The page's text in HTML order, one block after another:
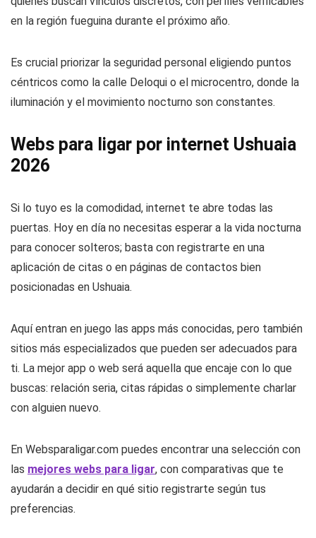
en la región fueguina durante el próximo año.
Es crucial priorizar la seguridad personal eligiendo puntos
céntricos como la calle Deloqui o el microcentro, donde la
iluminación y el movimiento nocturno son constantes.
Webs para ligar por internet Ushuaia
2026
Si lo tuyo es la comodidad, internet te abre todas las
puertas. Hoy en día no necesitas esperar a la vida nocturna
para conocer solteros; basta con registrarte en una
aplicación de citas o en páginas de contactos bien
posicionadas en Ushuaia.
Aquí entran en juego las apps más conocidas, pero también
sitios más especializados que pueden ser adecuados para
ti. La mejor app o web será aquella que encaje con lo que
buscas: relación seria, citas rápidas o simplemente charlar
con alguien nuevo.
En Websparaligar.com puedes encontrar una selección con
las mejores webs para ligar, con comparativas que te
ayudarán a decidir en qué sitio registrarte según tus
preferencias.